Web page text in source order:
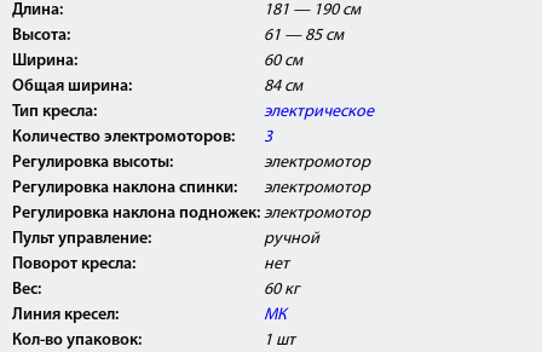
Длина:
181 — 190 см
Высота:
61 — 85 см
Ширина:
60 см
Общая ширина:
84 см
Тип кресла:
электрическое
Количество электромоторов:
3
Регулировка высоты:
электромотор
Регулировка наклона спинки:
электромотор
Регулировка наклона подножек: электромотор
Пульт управление:
ручной
Поворот кресла:
нет
Вес:
60 кг
Линия кресел:
МК
Кол-во упаковок:
1 шт